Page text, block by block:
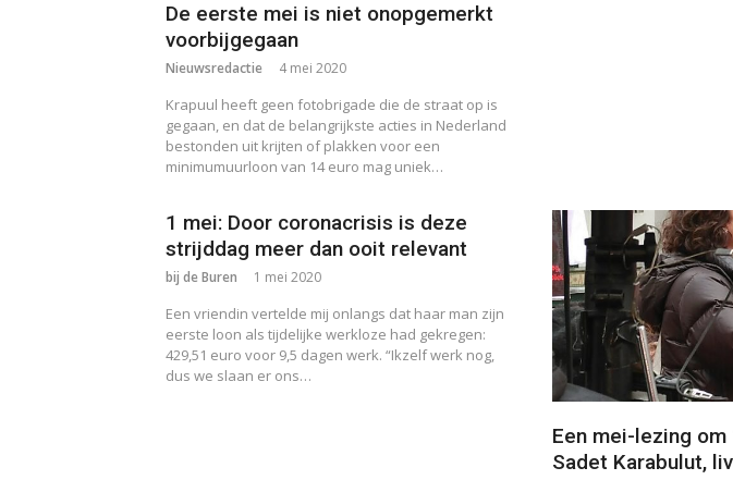
De eerste mei is niet onopgemerkt
voorbijgegaan
Nieuwsredactie 4 mei 2020
Krapuul heeft geen fotobrigade die de straat op is
gegaan, en dat de belangrijkste acties in Nederland
bestonden uit krijten of plakken voor een
minimumuurloon van 14 euro mag uniek…
1 mei: Door coronacrisis is deze
strijddag meer dan ooit relevant
bij de Buren 1 mei 2020
Een vriendin vertelde mij onlangs dat haar man zijn
eerste loon als tijdelijke werkloze had gekregen:
429,51 euro voor 9,5 dagen werk. “Ikzelf werk nog,
dus we slaan er ons…
Een mei-lezing
Sadet Karabulut,